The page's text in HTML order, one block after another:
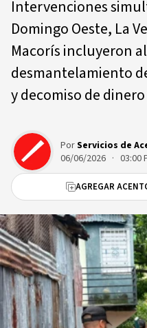
Intervenciones
Domingo Oeste, La
Macorís incluyeron
desmantelamiento
y decomiso de
PorServicios de
06/06/2026 · 03:00
AGREGAR